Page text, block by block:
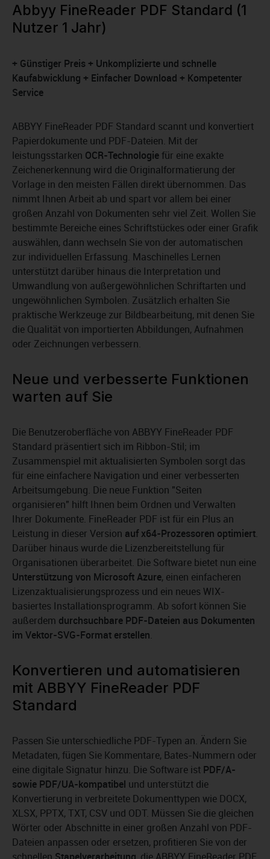
Abbyy FineReader PDF Standard (1
Nutzer 1 Jahr)
+ Günstiger Preis + Unkomplizierte und schnelle
Kaufabwicklung + Einfacher Download + Kompetenter
Service
ABBYY FineReader PDF Standard scannt und konvertiert
Papierdokumente und PDF-Dateien. Mit der
leistungsstarken OCR-Technologiefür eine exakte
Zeichenerkennung wird die Originalformatierung der
Vorlage in den meisten Fällen direkt übernommen. Das
nimmt Ihnen Arbeit ab und spart vor allem bei einer
großen Anzahl von Dokumenten sehr viel Zeit. Wollen Sie
bestimmte Bereiche eines Schriftstückes oder einer Grafik
auswählen, dann wechseln Sie von der automatischen
zur individuellen Erfassung. Maschinelles Lernen
unterstützt darüber hinaus die Interpretation und
Umwandlung von außergewöhnlichen Schriftarten und
ungewöhnlichen Symbolen. Zusätzlich erhalten Sie
praktische Werkzeuge zur Bildbearbeitung, mit denen Sie
die Qualität von importierten Abbildungen, Aufnahmen
oder Zeichnungen verbessern.
Neue und verbesserte Funktionen
warten auf Sie
Die Benutzeroberfläche von ABBYY FineReader PDF
Standard präsentiert sich im Ribbon-Stil; im
Zusammenspiel mit aktualisierten Symbolen sorgt das
für eine einfachere Navigation und einer verbesserten
Arbeitsumgebung. Die neue Funktion "Seiten
organisieren" hilft Ihnen beim Ordnen und Verwalten
Ihrer Dokumente. FineReader PDF ist für ein Plus an
Leistung in dieser Version auf x64-Prozessoren optimiert.
Darüber hinaus wurde die Lizenzbereitstellung für
Organisationen überarbeitet. Die Software bietet nun eine
Unterstützung von Microsoft Azure, einen einfacheren
Lizenzaktualisierungsprozess und ein neues WIX-
basiertes Installationsprogramm. Ab sofort können Sie
außerdem durchsuchbare PDF-Dateien aus Dokumenten
im Vektor-SVG-Format erstellen.
Konvertieren und automatisieren
mit ABBYY FineReader PDF
Standard
Passen Sie unterschiedliche PDF-Typen an. Ändern Sie
Metadaten, fügen Sie Kommentare, Bates-Nummern oder
eine digitale Signatur hinzu. Die Software ist PDF/A-
sowie PDF/UA-kompatibel und unterstützt die
Konvertierung in verbreitete Dokumenttypen wie DOCX,
XLSX, PPTX, TXT, CSV und ODT. Müssen Sie die gleichen
Wörter oder Abschnitte in einer großen Anzahl von PDF-
Dateien anpassen oder ersetzen, profitieren Sie von der